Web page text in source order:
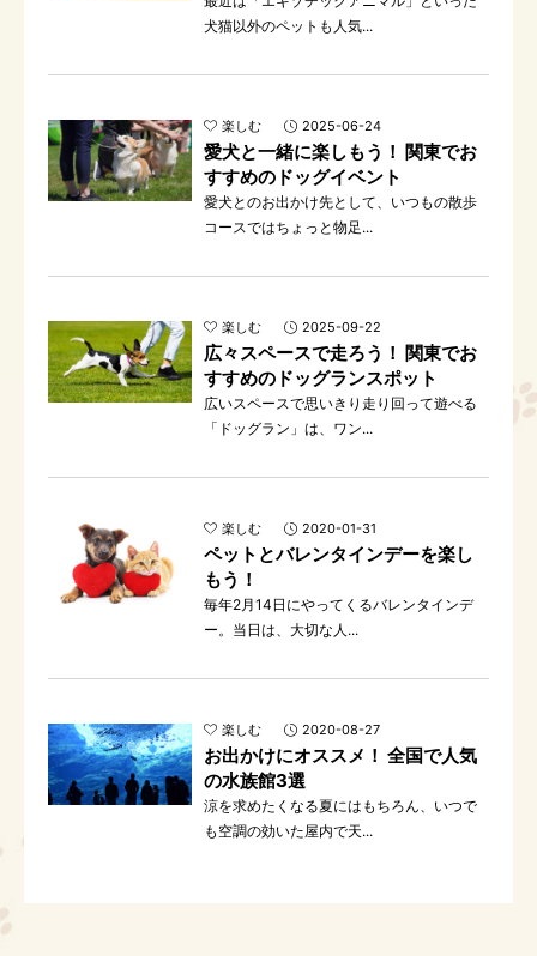
犬猫以外のペットも人気...
楽しむ 2025-06-24
愛犬と一緒に楽しもう！ 関東でお
すすめのドッグイベント
愛犬とのお出かけ先として、いつもの散歩
コースではちょっと物足...
楽しむ 2025-09-22
広々スペースで走ろう！ 関東でお
すすめのドッグランスポット
広いスペースで思いきり走り回って遊べる
「ドッグラン」は、ワン...
楽しむ 2020-01-31
ペットとバレンタインデーを楽し
もう！
毎年2月14日にやってくるバレンタインデ
ー。当日は、大切な人...
楽しむ 2020-08-27
お出かけにオススメ！ 全国で人気
の水族館3選
涼を求めたくなる夏にはもちろん、いつで
も空調の効いた屋内で天...